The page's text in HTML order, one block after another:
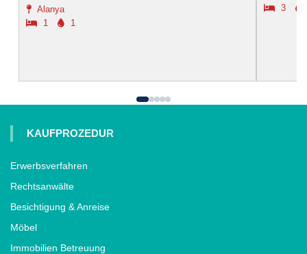
Alanya
1
1
3
KAUFPROZEDUR
Erwerbsverfahren
Rechtsanwälte
Besichtigung & Anreise
Möbel
Immobilien Betreuung